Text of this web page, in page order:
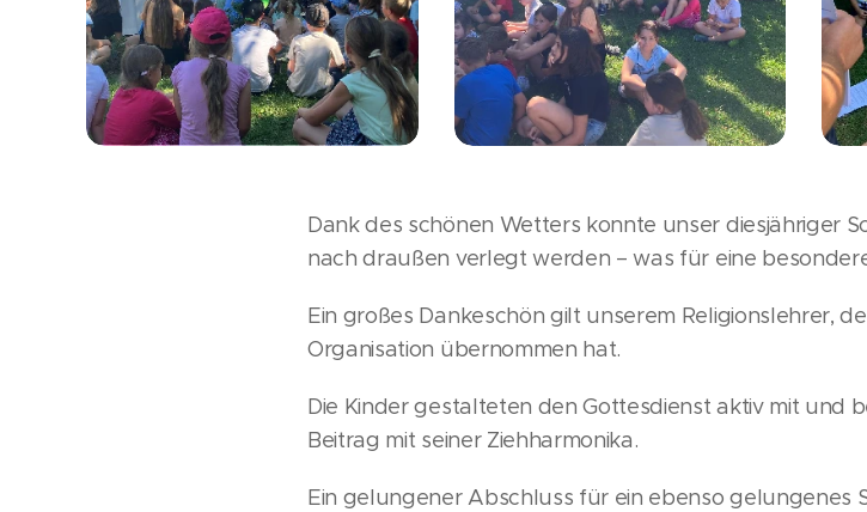
Dank des schönen Wetters konnte unser diesjähriger
nach draußen verlegt werden – was für eine
Ein großes Dankeschön gilt unserem Religionslehrer,
Organisation übernommen hat.
Die Kinder gestalteten den Gottesdienst aktiv mit und
Beitrag mit seiner Ziehharmonika.
Ein gelungener Abschluss für ein ebenso gelungenes